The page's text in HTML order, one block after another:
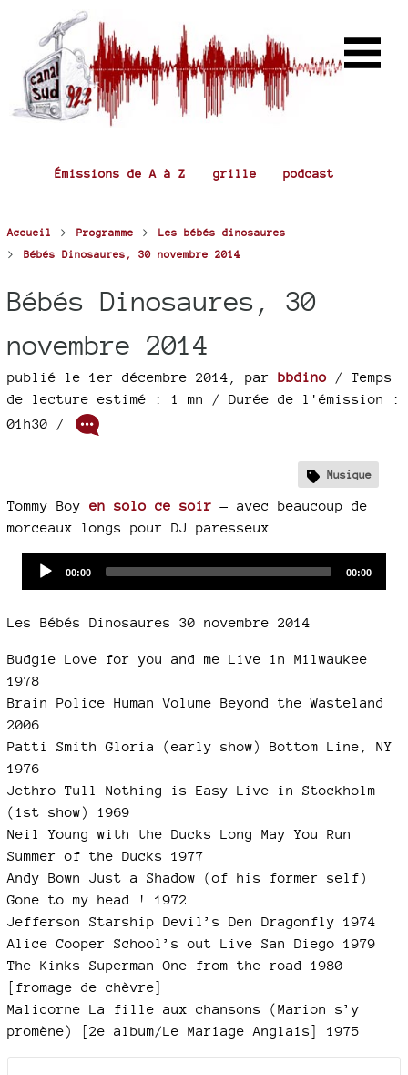
Émissions de A à Z grille podcast
Accueil > Programme > Les bébés dinosaures
> Bébés Dinosaures, 30 novembre 2014
Bébés Dinosaures, 30
novembre 2014
publié le 1er décembre 2014 par bbdino / Temps
de lecture estimé : 1 mn / Durée de l'émission :
01h30 /
Musique
Tommy Boy en solo ce soir — avec beaucoup de
morceaux longs pour DJ paresseux...
Current
00:00
Total
00:00
Les Bébés Dinosaures 30 novembre 2014
Budgie Love for you and me Live in Milwaukee
1978
Brain Police Human Volume Beyond the Wasteland
2006
Patti Smith Gloria (early show) Bottom Line, NY
1976
Jethro Tull Nothing is Easy Live in Stockholm
(1st show) 1969
Neil Young with the Ducks Long May You Run
Summer of the Ducks 1977
Andy Bown Just a Shadow (of his former self)
Gone to my head ! 1972
Jefferson Starship Devil’s Den Dragonfly 1974
Alice Cooper School’s out Live San Diego 1979
The Kinks Superman One from the road 1980
[fromage de chèvre]
Malicorne La fille aux chansons (Marion s’y
promène) [2e album/Le Mariage Anglais] 1975